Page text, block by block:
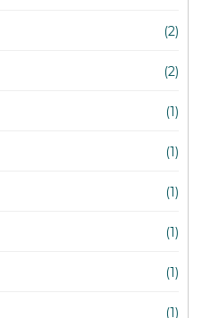
(2)
(2)
(1)
(1)
(1)
(1)
(1)
(1)